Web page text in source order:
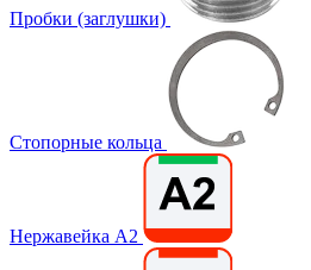
Пробки (заглушки)
Стопорные кольца
Нержавейка А2